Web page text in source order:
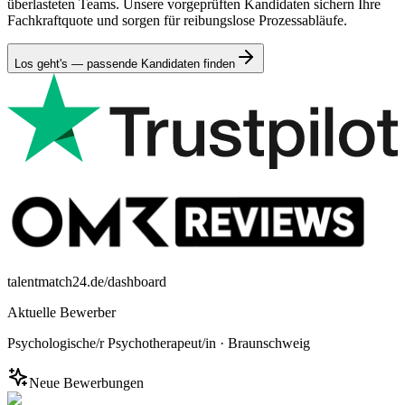
überlasteten Teams. Unsere vorgeprüften Kandidaten sichern Ihre
Fachkraftquote und sorgen für reibungslose Prozessabläufe.
Los geht's — passende Kandidaten finden
talentmatch24.de/dashboard
Aktuelle Bewerber
Psychologische/r Psychotherapeut/in · Braunschweig
Neue Bewerbungen